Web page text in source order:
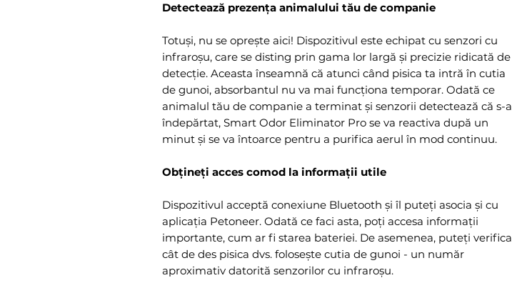
Detectează prezența animalului tău de companie
Totuși, nu se oprește aici! Dispozitivul este echipat cu senzori cu
infraroșu, care se disting prin gama lor largă și precizie ridicată de
detecție. Aceasta înseamnă că atunci când pisica ta intră în cutia
de gunoi, absorbantul nu va mai funcționa temporar. Odată ce
animalul tău de companie a terminat și senzorii detectează că s-a
îndepărtat, Smart Odor Eliminator Pro se va reactiva după un
minut și se va întoarce pentru a purifica aerul în mod continuu.
Obțineți acces comod la informații utile
Dispozitivul acceptă conexiune Bluetooth și îl puteți asocia și cu
aplicația Petoneer. Odată ce faci asta, poți accesa informații
importante, cum ar fi starea bateriei. De asemenea, puteți verifica
cât de des pisica dvs. folosește cutia de gunoi - un număr
aproximativ datorită senzorilor cu infraroșu.